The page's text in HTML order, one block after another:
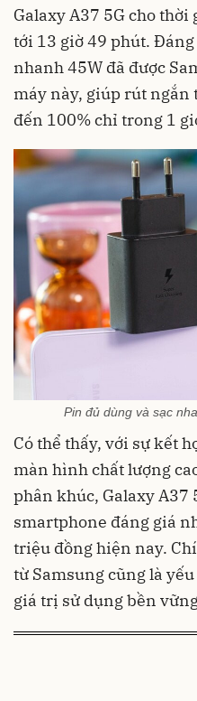
Galaxy A37 5G cho
tới 13 giờ 49 phút. Đáng
nhanh 45W đã được
máy này, giúp rút ngắn
đến 100% chỉ trong 1
Pin đủ dùng và sạc
Có thể thấy, với sự kết
màn hình chất lượng
phân khúc, Galaxy A37
smartphone đáng giá
triệu đồng hiện nay.
từ Samsung cũng là
giá trị sử dụng bền